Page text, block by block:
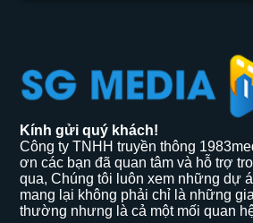
Kính gửi quý khách!
Công ty TNHH truyền thông
ơn các bạn đã quan tâm và hỗ trợ
qua, Chúng tôi luôn xem những dự
mang lại không phải chỉ là những
thường nhưng là cả một mối quan